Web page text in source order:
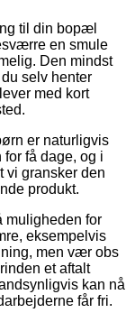
til din bopæl
en smule
Den mindst
selv henter
med kort
er naturligvis
få dage, og i
vi gransker den
produkt.
muligheden for
eksempelvis
men vær obs
et aftalt
kan nå
får fri.